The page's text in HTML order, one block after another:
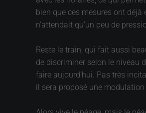
bien que ces mesures ont
n’attendait qu’un peu de
Reste le train, qui fait aussi
de discriminer selon le niveau
faire aujourd’hui. Pas très
il sera proposé une